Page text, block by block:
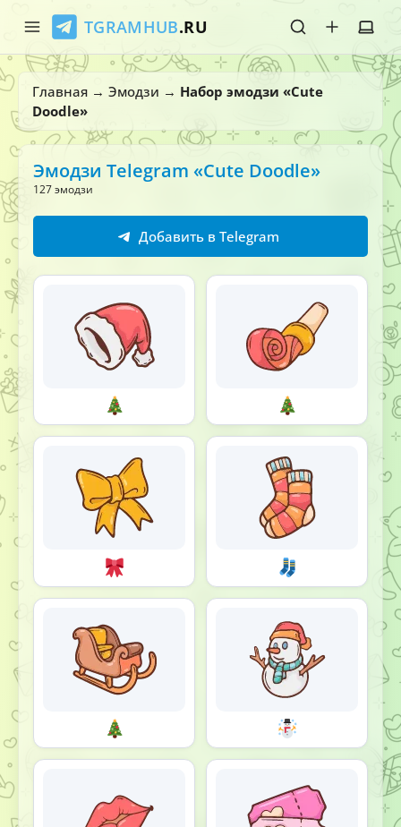
TGRAMHUB.RU
Главная
Стикеры
Главная → Эмодзи → Набор эмодзи «Cute
Doodle»
Эмодзи Telegram «Cute Doodle»
127 эмодзи
Добавить в Telegram